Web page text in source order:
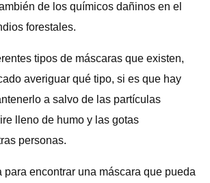
de los químicos dañinos en el
forestales.
tipos de máscaras que existen,
averiguar qué tipo, si es que hay
a salvo de las partículas
lleno de humo y las gotas
personas.
para encontrar una máscara que pueda